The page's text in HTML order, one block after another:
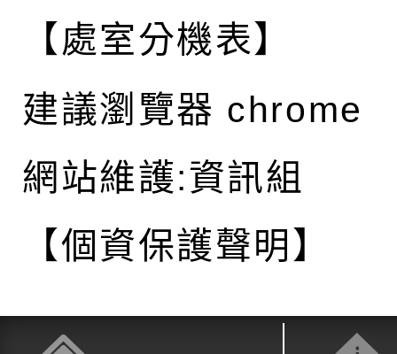
【處室分機表】
建議瀏覽器 chrome
網站維護:資訊組
【個資保護聲明】